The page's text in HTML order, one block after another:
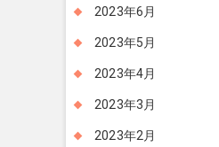
2023年6月
2023年5月
2023年4月
2023年3月
2023年2月